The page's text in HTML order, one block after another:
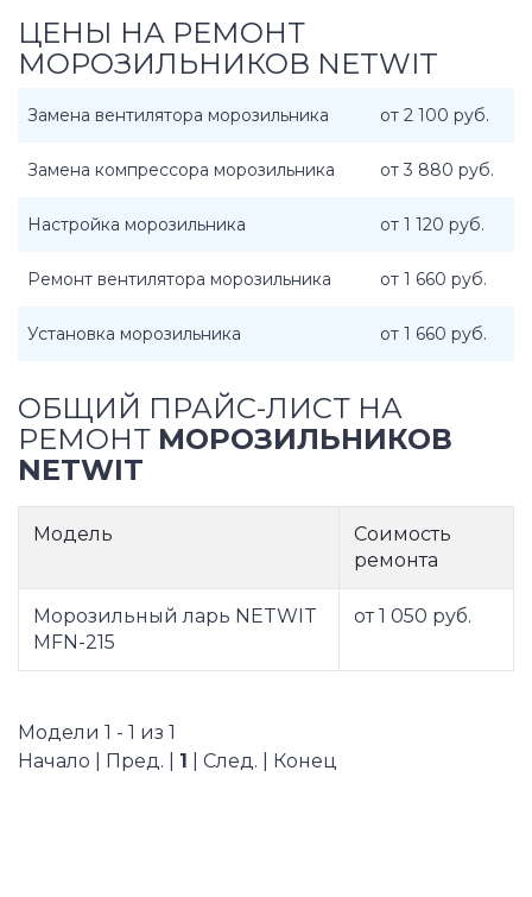
ЦЕНЫ НА РЕМОНТ
МОРОЗИЛЬНИКОВ NETWIT
Замена вентилятора морозильника от 2 100 руб.
Замена компрессора морозильника от 3 880 руб.
Настройка морозильника от 1 120 руб.
Ремонт вентилятора морозильника от 1 660 руб.
Установка морозильника от 1 660 руб.
ОБЩИЙ ПРАЙС-ЛИСТ НА
РЕМОНТ МОРОЗИЛЬНИКОВ
NETWIT
Модель
Соимость
ремонта
Морозильный ларь NETWIT
MFN-215
от 1 050 руб.
Модели 1 - 1 из 1
Начало | Пред. | 1 | След. | Конец